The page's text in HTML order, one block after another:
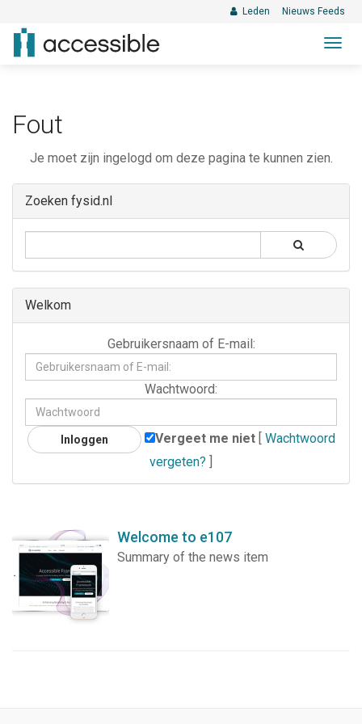
Leden Nieuws Feeds
Fout
Je moet zijn ingelogd om deze pagina te kunnen zien.
Zoeken fysid.nl
Welkom
Gebruikersnaam of E-mail:Gebruikersnaam
E-
mail:
Wachtwoord:
Vergeet me niet
Wachtwoord
vergeten? ]
Welcome to e107
Summary of the news item